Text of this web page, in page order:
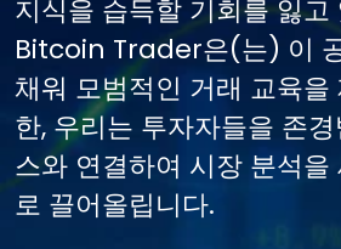
지식을 습득할 기회를 잃고
Bitcoin Trader은(는) 이
채워 모범적인 거래 교육을
한, 우리는 투자자들을 존
스와 연결하여 시장 분석을
로 끌어올립니다.